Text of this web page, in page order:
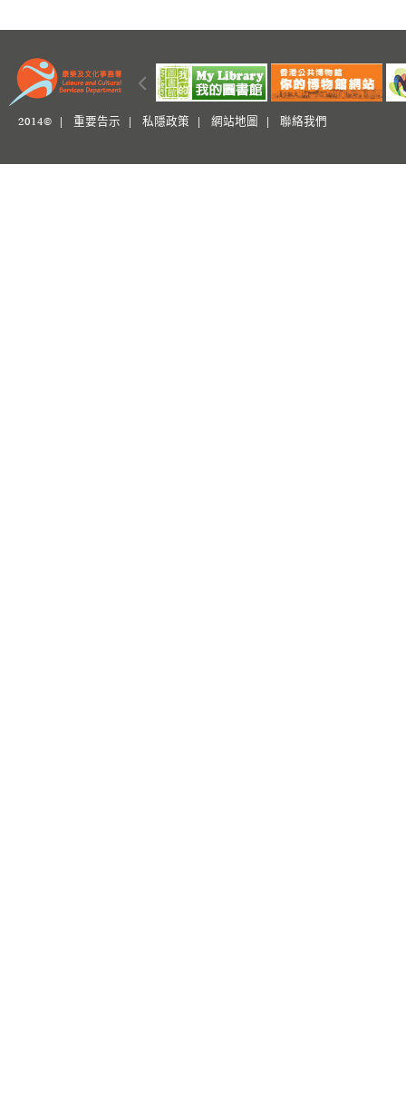
2014© | 重要告示 私隱政策 網站地圖 聯絡我們